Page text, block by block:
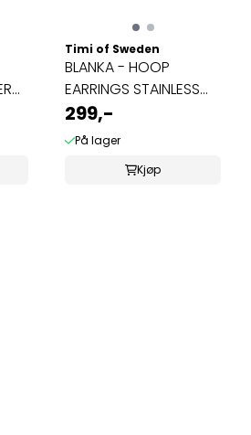
Timi of Sweden
BLANKA - HOOP
EARRINGS STAINLESS
STEEL
299,-
På lager
Kjøp